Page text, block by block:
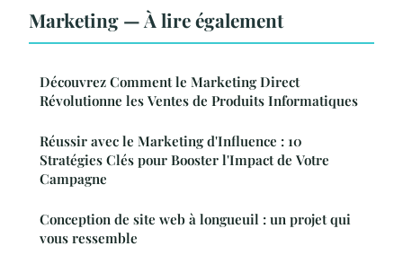
Marketing — À lire également
Découvrez Comment le Marketing Direct
Révolutionne les Ventes de Produits Informatiques
Réussir avec le Marketing d'Influence : 10
Stratégies Clés pour Booster l'Impact de Votre
Campagne
Conception de site web à longueuil : un projet qui
vous ressemble